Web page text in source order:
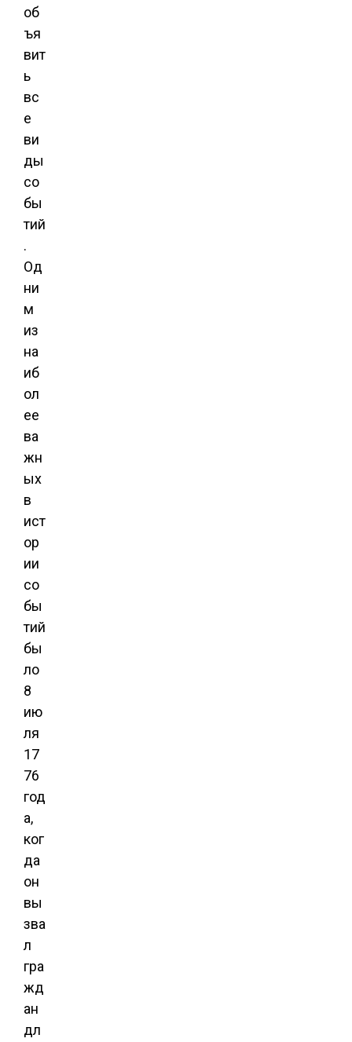
об
ъя
вит
ь
вс
е
ви
ды
со
бы
тий
.
Од
ни
м
из
на
иб
ол
ее
ва
жн
ых
в
ист
ор
ии
со
бы
тий
бы
ло
8
ию
ля
17
76
год
а,
ког
да
он
вы
зва
л
гра
жд
ан
дл